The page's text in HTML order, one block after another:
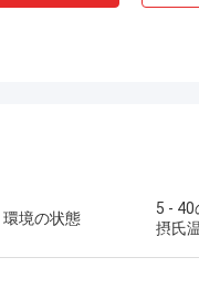
環境の状態
5 -
摂氏